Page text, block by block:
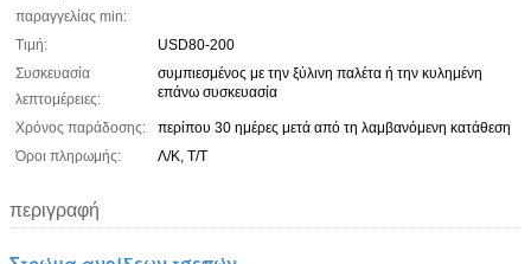
παραγγελίας min:
Τιμή:
USD80-200
Συσκευασία
λεπτομέρειες:
συμπιεσμένος με την ξύλινη παλέτα ή την κυλημένη
επάνω συσκευασία
Χρόνος παράδοσης:
περίπου 30 ημέρες μετά από τη λαμβανόμενη κατάθεση
Όροι πληρωμής:
Λ/Κ, Τ/Τ
περιγραφή